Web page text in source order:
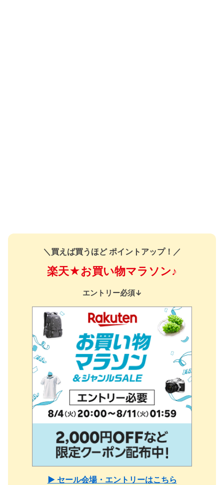
＼買えば買うほど ポイントアップ！／
楽天★お買い物マラソン♪
エントリー必須↓
▶ セール会場・エントリーはこちら